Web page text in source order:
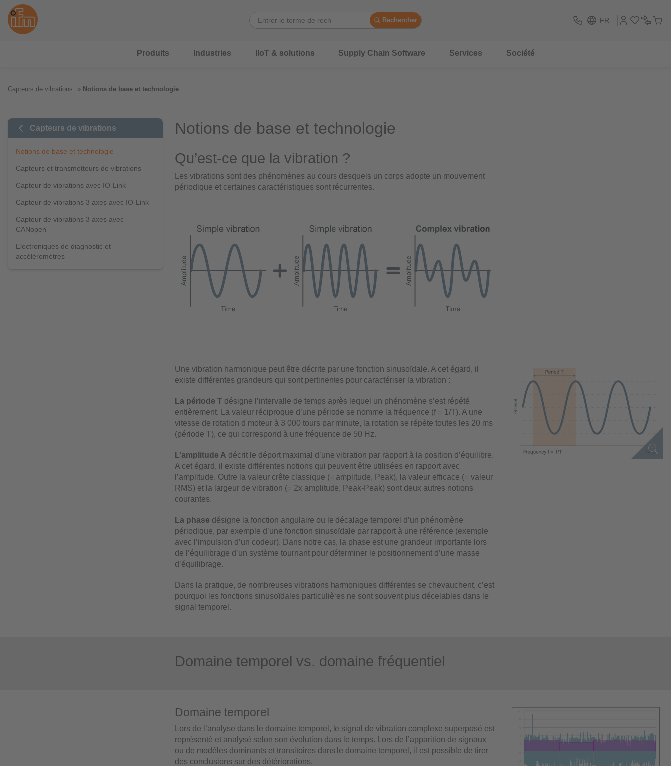
Rechercher FR
Produits Industries IIoT & solutions Supply Chain Software Services Société
Capteurs de vibrations Notions de base et technologie
Capteurs de vibrations
Notions de base et technologie
Capteurs et transmetteurs de vibrations
Capteur de vibrations avec IO-Link
Capteur de vibrations 3 axes avec IO-Link
Capteur de vibrations 3 axes avec
CANopen
Electroniques de diagnostic et
accéléromètres
Notions de base et technologie
Qu’est-ce que la vibration ?
Les vibrations sont des phénomènes au cours desquels un corps adopte un mouvement
périodique et certaines caractéristiques sont récurrentes.
Une vibration harmonique peut être décrite par une fonction sinusoïdale. A cet égard, il
existe différentes grandeurs qui sont pertinentes pour caractériser la vibration :
La période Tdésigne l’intervalle de temps après lequel un phénomène s’est répété
entièrement. La valeur réciproque d’une période se nomme la fréquence (f = 1/T). A une
vitesse de rotation d moteur à 3 000 tours par minute, la rotation se répète toutes les 20 ms
(période T), ce qui correspond à une fréquence de 50 Hz.
L’amplitude A décrit le déport maximal d’une vibration par rapport à la position d’équilibre.
A cet égard, il existe différentes notions qui peuvent être utilisées en rapport avec
l’amplitude. Outre la valeur crête classique (= amplitude, Peak), la valeur efficace (= valeur
RMS) et la largeur de vibration (= 2x amplitude, Peak-Peak) sont deux autres notions
courantes.
La phase désigne la fonction angulaire ou le décalage temporel d’un phénomène
périodique, par exemple d’une fonction sinusoïdale par rapport à une référence (exemple
avec l’impulsion d’un codeur). Dans notre cas, la phase est une grandeur importante lors
de l’équilibrage d’un système tournant pour déterminer le positionnement d’une masse
d’équilibrage.
Dans la pratique, de nombreuses vibrations harmoniques différentes se chevauchent, c’est
pourquoi les fonctions sinusoïdales particulières ne sont souvent plus décelables dans le
signal temporel.
Domaine temporel vs. domaine fréquentiel
Domaine temporel
Lors de l’analyse dans le domaine temporel, le signal de vibration complexe superposé est
représenté et analysé selon son évolution dans le temps. Lors de l’apparition de signaux
ou de modèles dominants et transitoires dans le domaine temporel, il est possible de tirer
des conclusions sur des détériorations.